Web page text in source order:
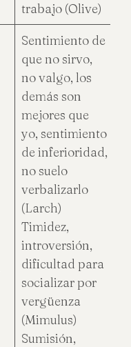
trabajo (Olive)
Sentimiento de
que no sirvo,
no valgo, los
demás son
mejores que
yo, sentimiento
de inferioridad,
no suelo
verbalizarlo
(Larch)
Timidez,
introversión,
dificultad para
socializar por
vergüenza
(Mimulus)
Sumisión,